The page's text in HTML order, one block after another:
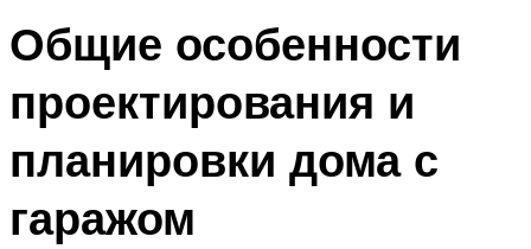
Общие особенности
проектирования и
планировки дома с
гаражом